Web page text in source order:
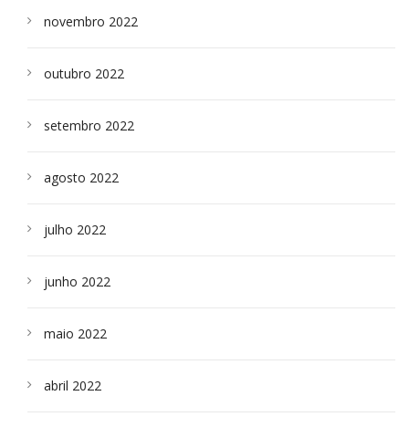
novembro 2022
outubro 2022
setembro 2022
agosto 2022
julho 2022
junho 2022
maio 2022
abril 2022